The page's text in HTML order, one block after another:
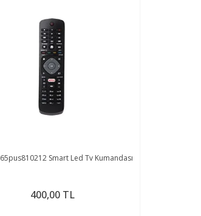
65pus810212 Smart Led Tv Kumandası
400,00 TL